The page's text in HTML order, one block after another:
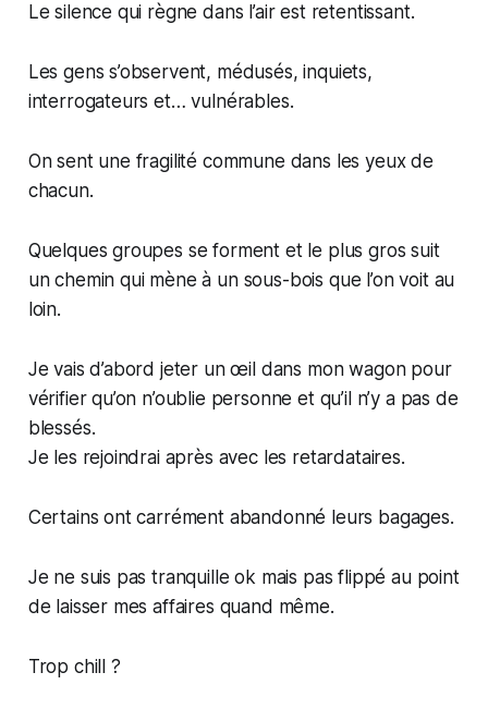
Le silence qui règne dans l’air est retentissant.
Les gens s’observent, médusés, inquiets,
interrogateurs et… vulnérables.
On sent une fragilité commune dans les yeux de
chacun.
Quelques groupes se forment et le plus gros suit
un chemin qui mène à un sous-bois que l’on voit au
loin.
Je vais d’abord jeter un œil dans mon wagon pour
vérifier qu’on n’oublie personne et qu’il n’y a pas de
blessés.
Je les rejoindrai après avec les retardataires.
Certains ont carrément abandonné leurs bagages.
Je ne suis pas tranquille ok mais pas flippé au point
de laisser mes affaires quand même.
Trop chill ?